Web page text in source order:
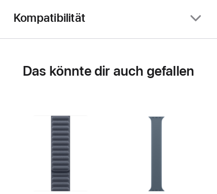
Kompatibilität
Das könnte dir auch gefallen